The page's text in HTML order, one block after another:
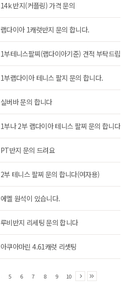
14k 반지(커플링) 가격 문의
랩다이아 1캐럿반지 문의 합니다.
1부테니스팔찌(랩다이아기준) 견적 부탁드립니다.
1부랩다이아 테니스 팔지 문의 합니다.
실버바 문의 합니다
1부나 2부 랩다이아 테니스 팔찌 문의 합니다.
PT반지 문의 드려요
2부 테니스 팔찌 문의 합니다(여자용)
에멜 원석이 있습니다.
루비반지 리세팅 문의 합니다
아쿠아마린 4.61캐럿 리셋팅
5 6 7 8 9 10